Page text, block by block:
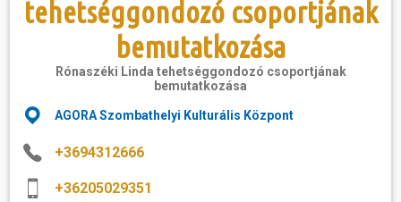
tehetséggondozó csoportjának
bemutatkozása
Rónaszéki Linda tehetséggondozó csoportjának
bemutatkozása
AGORA Szombathelyi Kulturális Központ
+3694312666
+36205029351